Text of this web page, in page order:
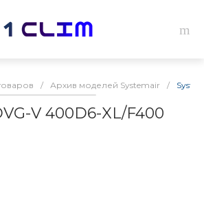
/ Архив моделей Systemair /
V 400D6-XL/F400